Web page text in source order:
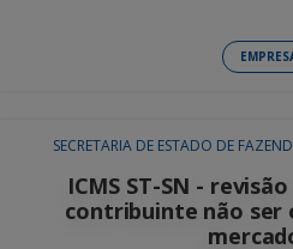
SECRETARIA DE ESTADO DE
ICMS ST-SN -
contribuinte não ser